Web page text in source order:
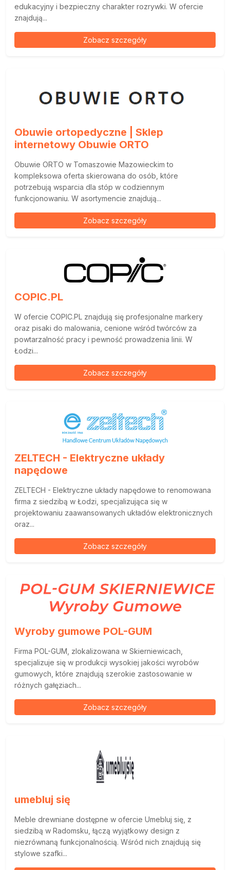
edukacyjny i bezpieczny charakter rozrywki. W ofercie
znajdują...
Zobacz szczegóły
Obuwie ortopedyczne | Sklep
internetowy Obuwie ORTO
Obuwie ORTO w Tomaszowie Mazowieckim to
kompleksowa oferta skierowana do osób, które
potrzebują wsparcia dla stóp w codziennym
funkcjonowaniu. W asortymencie znajdują...
Zobacz szczegóły
COPIC.PL
W ofercie COPIC.PL znajdują się profesjonalne markery
oraz pisaki do malowania, cenione wśród twórców za
powtarzalność pracy i pewność prowadzenia linii. W
Łodzi...
Zobacz szczegóły
ZELTECH - Elektryczne układy
napędowe
ZELTECH - Elektryczne układy napędowe to renomowana
firma z siedzibą w Łodzi, specjalizująca się w
projektowaniu zaawansowanych układów elektronicznych
oraz...
Zobacz szczegóły
Wyroby gumowe POL-GUM
Firma POL-GUM, zlokalizowana w Skierniewicach,
specjalizuje się w produkcji wysokiej jakości wyrobów
gumowych, które znajdują szerokie zastosowanie w
różnych gałęziach...
Zobacz szczegóły
umebluj się
Meble drewniane dostępne w ofercie Umebluj się, z
siedzibą w Radomsku, łączą wyjątkowy design z
niezrównaną funkcjonalnością. Wśród nich znajdują się
stylowe szafki...